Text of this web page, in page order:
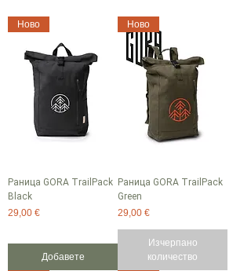
Ново
Раница GORA TrailPack
Black
Цена
29,00 €
Добавете
Ново
Раница GORA TrailPack
Green
Цена
29,00 €
Изчерпано
количество